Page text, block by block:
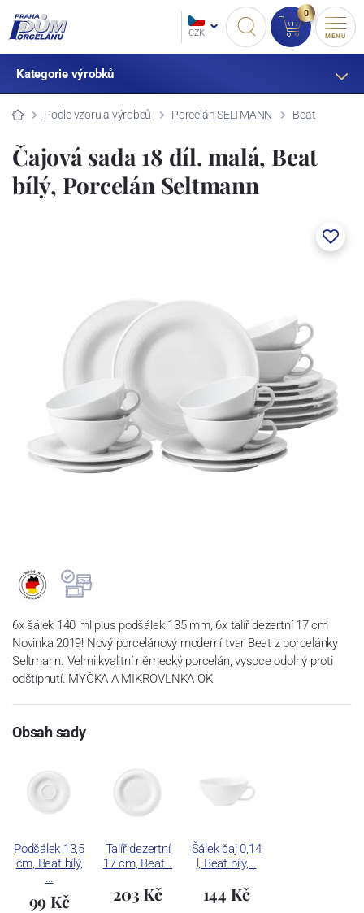
CZK
0
MENU
Kategorie výrobků
Podle vzoru a výrobců Porcelán SELTMANN Beat
Čajová sada 18 díl. malá, Beat
bílý, Porcelán Seltmann
6x šálek 140 ml plus podšálek 135 mm, 6x talíř dezertní 17 cm
Novinka 2019! Nový porcelánový moderní tvar Beat z porcelánky
Seltmann. Velmi kvalitní německý porcelán, vysoce odolný proti
odštípnutí. MYČKA A MIKROVLNKA OK
Obsah sady
Podšálek 13,5
cm, Beat bílý,
…
99 Kč
Talíř dezertní
17 cm, Beat…
203 Kč
Šálek čaj 0,14
l, Beat bílý,…
144 Kč